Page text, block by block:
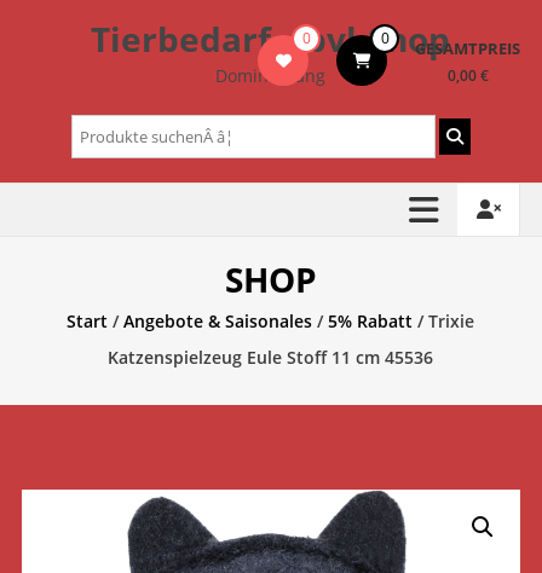
Tierbedarf – bvl-Shop
Dominik Lang
0 0 GESAMTPREIS
0,00 €
Suchen
nach:
SHOP
Start /Angebote & Saisonales /5% Rabatt / Trixie
Katzenspielzeug Eule Stoff 11 cm 45536